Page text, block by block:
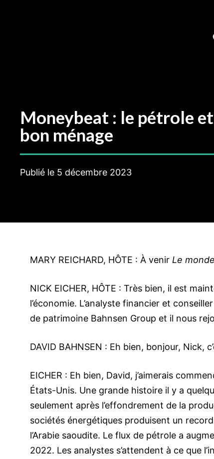
Moneybeat : le pétrole
bon ménage
Publié le 5 décembre 2023
MARY REICHARD, HÔTE : À venir Le
NICK EICHER, HÔTE : Très bien, il est
l’économie. L’analyste financier et
de patrimoine Bahnsen Group et il nous
DAVID BAHNSEN : Eh bien, bonjour, Nick,
EICHER : Eh bien, David, j’aimerais
États-Unis. Une grande histoire il y a
seulement après l’effondrement de la
sociétés énergétiques produisent un
l’Arabie saoudite. Le flux de pétrole a
2022. Les analystes s’attendent à ce que